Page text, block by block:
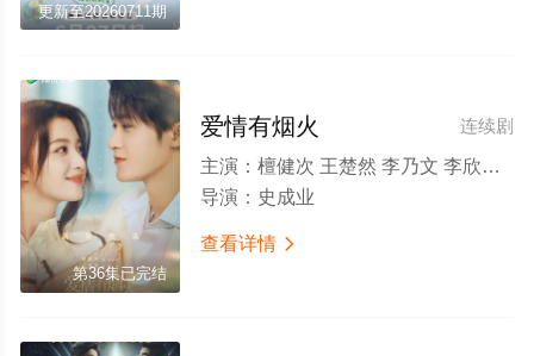
更新至20260711期
第36集已完结
连续剧
爱情有烟火
主演： 檀健次 王楚然 李乃文 李欣泽 姜珮瑶 郑水晶 刘芮麟 杨童舒 叶晞月 邵伟桐
导演： 史成业
查看详情 